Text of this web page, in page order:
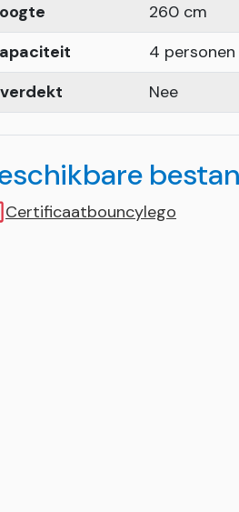
260 cm
4 personen
Nee
Certificaatbouncylego